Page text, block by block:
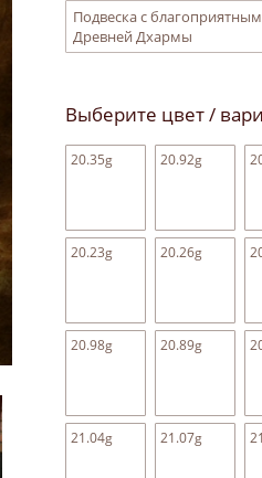
Подвеска с
Древней Дхармы
Выберите цвет /
20.35g 20.92g
20.23g 20.26g
20.98g 20.89g
21.04g 21.07g